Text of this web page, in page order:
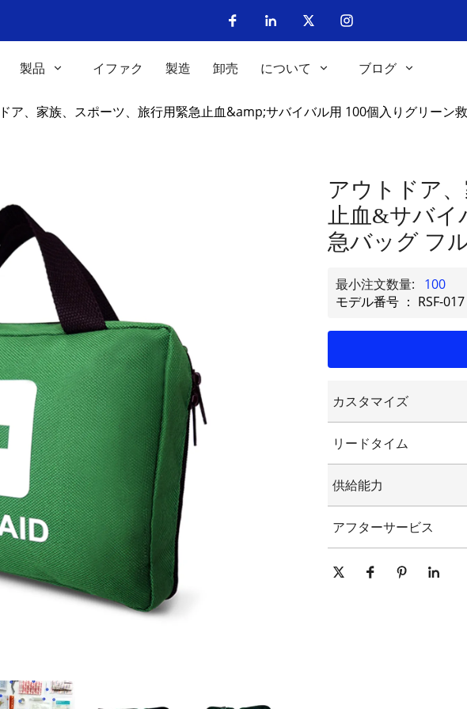
製品 イファク 製造 卸売 について ブログ
ア、家族、スポーツ、旅行用緊急止血&amp;サバイバル用 100個入りグリーン
アウトドア
止血&サバイ
急バッグ フ
最小注文数量:
100
モデル番号 ： RSF-017
カスタマイズ
カスタマイズされた
リードタイム
供給能力
アフターサービス